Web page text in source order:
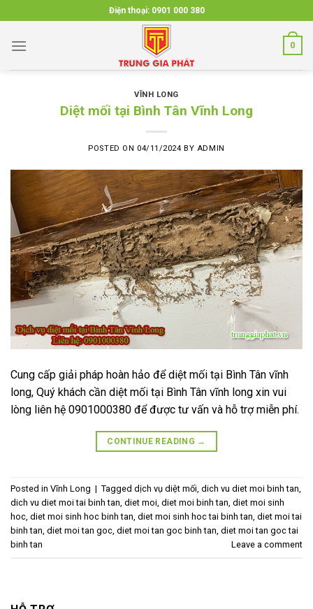
to
content
Điện thoại: 0901 000 380
0
VĨNH LONG
Diệt mối tại Bình Tân Vĩnh Long
POSTED ON 04/11/2024 BY ADMIN
Cung cấp giải pháp hoàn hảo để diệt mối tại Bình Tân vĩnh
long, Quý khách cần diệt mối tại Bình Tân vĩnh long xin vui
lòng liên hệ 0901000380 để được tư vấn và hỗ trợ miễn phí.
CONTINUE READING →
Posted in Vĩnh Long | Tagged dịch vụ diệt mối, dich vu diet moi binh tan,
dich vu diet moi tai binh tan, diet moi, diet moi binh tan, diet moi sinh
hoc, diet moi sinh hoc binh tan, diet moi sinh hoc tai binh tan, diet moi tai
binh tan, diet moi tan goc, diet moi tan goc binh tan, diet moi tan goc tai
binh tan
Leave a comment